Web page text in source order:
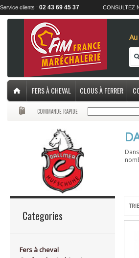
Service clients : 02 43 69 45 37 CONSULTEZ
FERS À CHEVAL CLOUS À FERRER
COMMANDE RAPIDE
Categories
Fers à cheval